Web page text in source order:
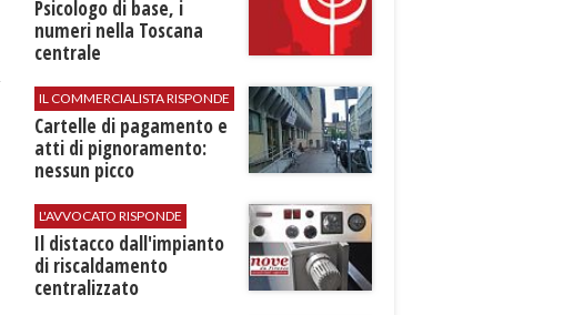
Psicologo di base, i
numeri nella Toscana
centrale
IL COMMERCIALISTA RISPONDE
Cartelle di pagamento e
atti di pignoramento:
nessun picco
L'AVVOCATO RISPONDE
Il distacco dall'impianto
di riscaldamento
centralizzato